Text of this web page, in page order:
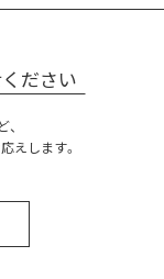
ださい
えします。